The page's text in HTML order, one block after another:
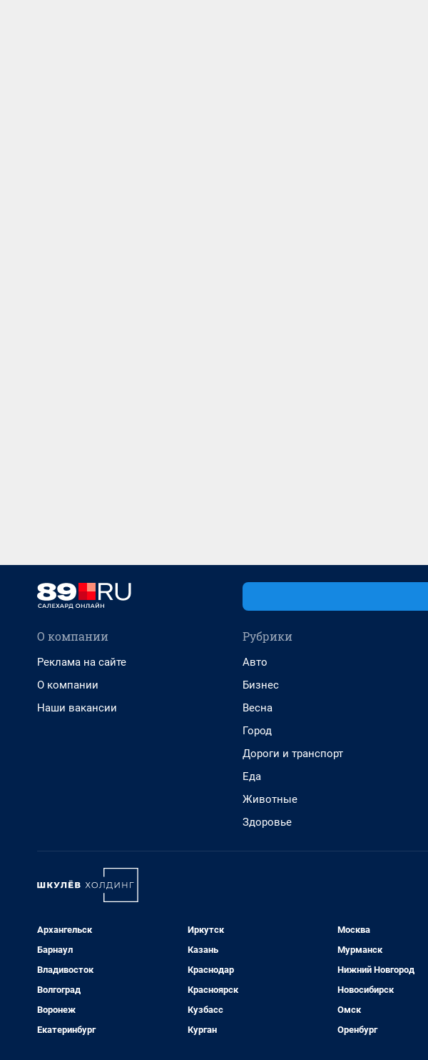
О компании
Реклама на сайте
О компании
Наши вакансии
Рубрики
Авто
Бизнес
Весна
Город
Дороги и транспорт
Еда
Животные
Здоровье
Архангельск
Барнаул
Владивосток
Волгоград
Воронеж
Екатеринбург
Иркутск
Казань
Краснодар
Красноярск
Кузбасс
Курган
Москва
Мурманск
Нижний Новгород
Новосибирск
Омск
Оренбург